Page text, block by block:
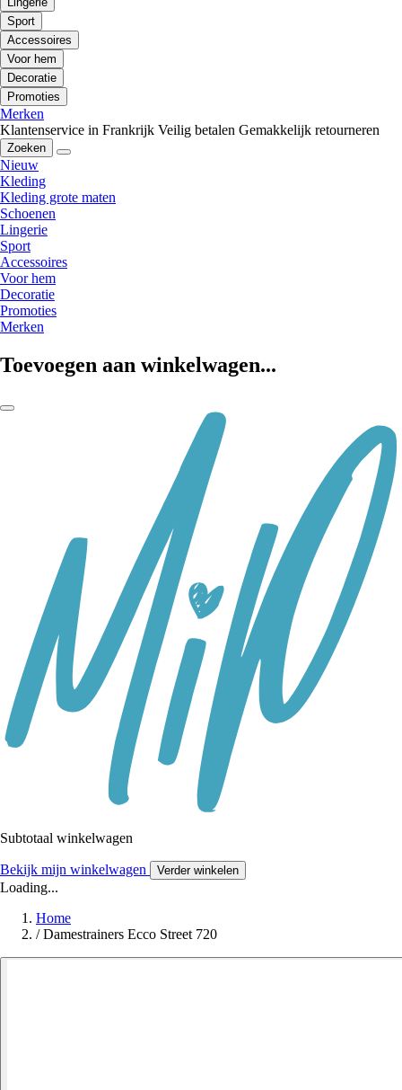
Sport
Accessoires
Voor hem
Decoratie
Promoties
Merken
Klantenservice in Frankrijk Veilig betalen Gemakkelijk retourneren
Zoeken
Nieuw
Kleding
Kleding grote maten
Schoenen
Lingerie
Sport
Accessoires
Voor hem
Decoratie
Promoties
Merken
Toevoegen aan winkelwagen...
Subtotaal winkelwagen
Bekijk mijn winkelwagen Verder winkelen
Loading...
Home
/ Damestrainers Ecco Street 720